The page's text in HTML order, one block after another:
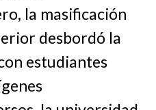
la masificación
desbordó la
estudiantes